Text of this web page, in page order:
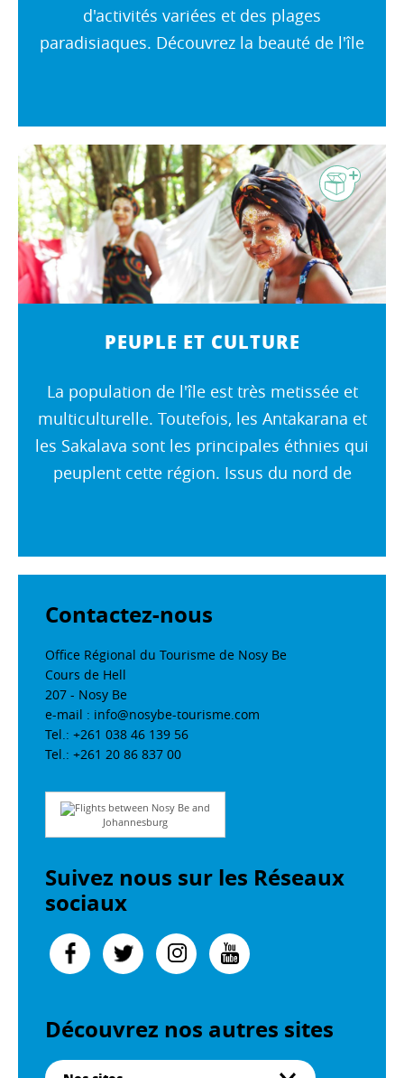
d'activités variées et des plages
paradisiaques. Découvrez la beauté de l'île
PEUPLE ET CULTURE
La population de l'île est très metissée et
multiculturelle. Toutefois, les Antakarana et
les Sakalava sont les principales éthnies qui
peuplent cette région. Issus du nord de
Contactez-nous
Office Régional du Tourisme de Nosy Be
Cours de Hell
207 - Nosy Be
e-mail : info@nosybe-tourisme.com
Tel.: +261 038 46 139 56
Tel.: +261 20 86 837 00
Flights between Nosy Be and
Johannesburg
Suivez nous sur les Réseaux
sociaux
Découvrez nos autres sites